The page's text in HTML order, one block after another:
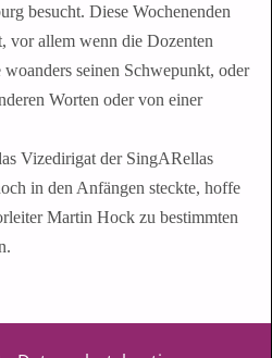
besucht. Diese Wochenenden
vor allem wenn die Dozenten
seinen Schwepunkt, oder
Worten oder von einer
Vizedirigat der SingARellas
in den Anfängen steckte, hoffe
Martin Hock zu bestimmten